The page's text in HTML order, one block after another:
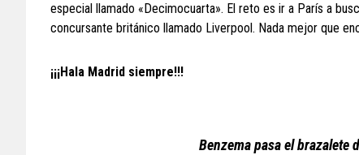
especial llamado «Decimocuarta». El reto es ir a París a
concursante británico llamado Liverpool. Nada mejor que
¡¡¡Hala Madrid siempre!!!
Benzema pasa el brazalete